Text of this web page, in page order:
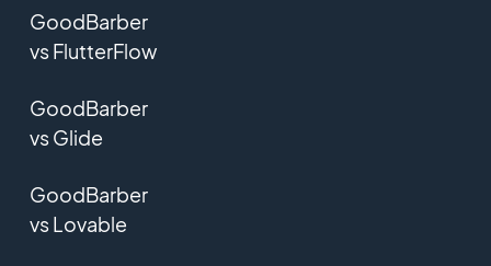
GoodBarber
vs FlutterFlow
GoodBarber
vs Glide
GoodBarber
vs Lovable